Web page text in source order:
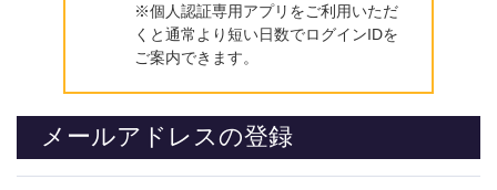
※個人認証専用アプリをご利用いただ
くと通常より短い日数でログインIDを
ご案内できます。
メールアドレスの登録